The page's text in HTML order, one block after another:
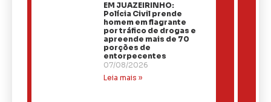
EM JUAZEIRINHO:
Polícia Civil prende
homem em flagrante
por tráfico de drogas e
apreende mais de 70
porções de
entorpecentes
07/08/2026
Leia mais »